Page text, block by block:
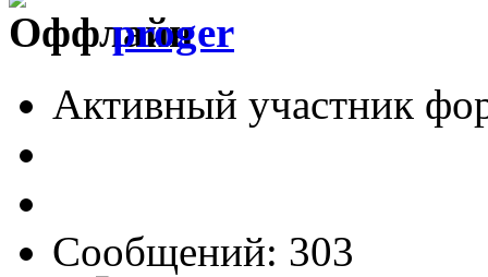
proger
Активный участник
Сообщений: 303